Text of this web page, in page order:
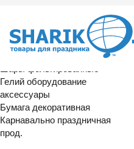
Расширенный поиск
Шары латексные
Гелий оборудование
аксессуары
Бумага декоративная
Карнавально праздничная
прод.